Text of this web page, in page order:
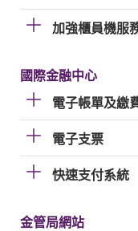
加強櫃員機服
國際金融中心
電子帳單及繳
電子支票
快速支付系統
金管局網站